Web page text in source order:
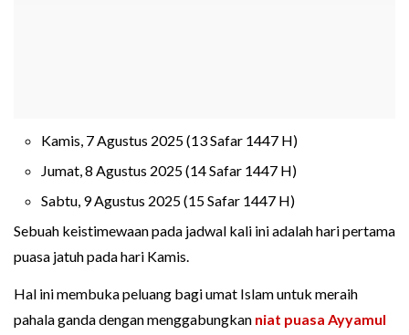
Kamis, 7 Agustus 2025 (13 Safar 1447 H)
Jumat, 8 Agustus 2025 (14 Safar 1447 H)
Sabtu, 9 Agustus 2025 (15 Safar 1447 H)
Sebuah keistimewaan pada jadwal kali ini adalah hari pertama
puasa jatuh pada hari Kamis.
Hal ini membuka peluang bagi umat Islam untuk meraih
pahala ganda dengan menggabungkan niat puasa Ayyamul